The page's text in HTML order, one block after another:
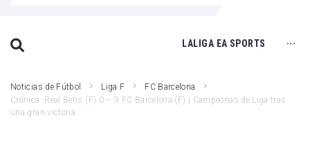
LALIGA EA SPORTS
Atlético de Madrid
···
Liga F
Noticias de Fútbol Liga F
FC Barcelona
Crónica: Real Betis (F) 0 – 9 FC Barcelona (F) | Campeonas de Liga tras
una gran victoria.